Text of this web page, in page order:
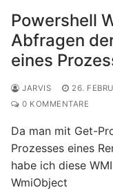
Powershell
Abfragen
eines
JARVIS 26.
0 KOMMENTARE
Da man mit Get-
Prozesses eines
habe ich diese
WmiObject